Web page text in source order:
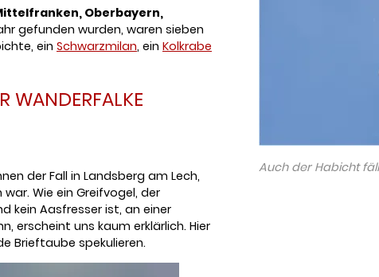
Auch der Habicht
Oberbayern,
gefunden wurden, waren sieben
ein Schwarzmilan, ein Kolkrabe
WANDERFALKE
der Fall in Landsberg am Lech,
Wie ein Greifvogel, der
kein Aasfresser ist, an einer
erscheint uns kaum erklärlich. Hier
Brieftaube spekulieren.